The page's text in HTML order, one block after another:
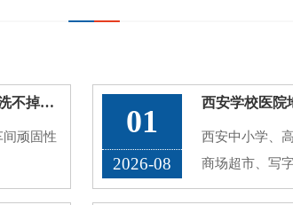
西安厂房地面油污渗色翻新，车间环氧地面黑印油垢洗不掉处理方案
顽固性
01
2026-08
西安中小学、
商场超市、写
的公共区域。